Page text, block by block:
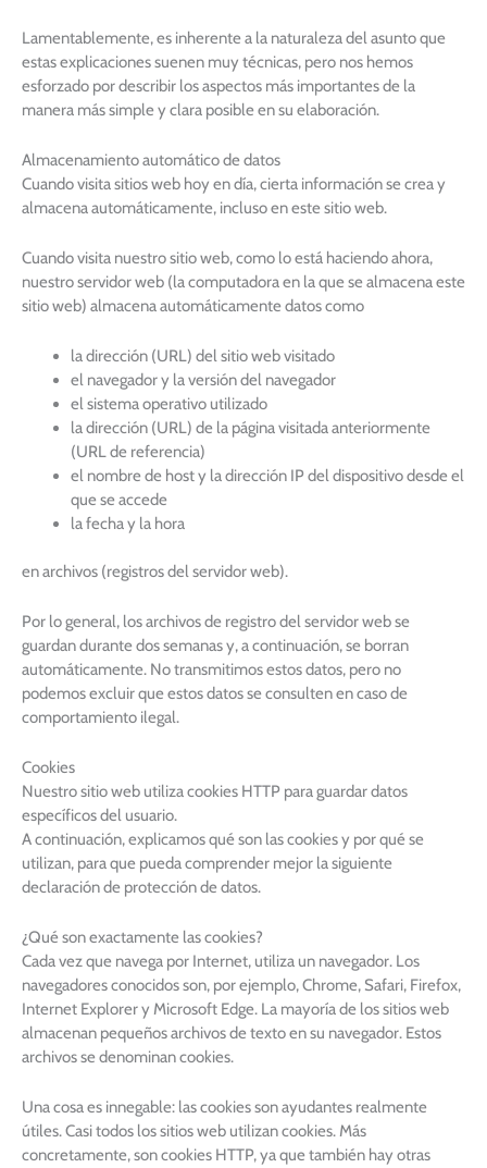
Lamentablemente, es inherente a la naturaleza del asunto que
estas explicaciones suenen muy técnicas, pero nos hemos
esforzado por describir los aspectos más importantes de la
manera más simple y clara posible en su elaboración.
Almacenamiento automático de datos
Cuando visita sitios web hoy en día, cierta información se crea y
almacena automáticamente, incluso en este sitio web.
Cuando visita nuestro sitio web, como lo está haciendo ahora,
nuestro servidor web (la computadora en la que se almacena este
sitio web) almacena automáticamente datos como
la dirección (URL) del sitio web visitado
el navegador y la versión del navegador
el sistema operativo utilizado
la dirección (URL) de la página visitada anteriormente
(URL de referencia)
el nombre de host y la dirección IP del dispositivo desde el
que se accede
la fecha y la hora
en archivos (registros del servidor web).
Por lo general, los archivos de registro del servidor web se
guardan durante dos semanas y, a continuación, se borran
automáticamente. No transmitimos estos datos, pero no
podemos excluir que estos datos se consulten en caso de
comportamiento ilegal.
Cookies
Nuestro sitio web utiliza cookies HTTP para guardar datos
específicos del usuario.
A continuación, explicamos qué son las cookies y por qué se
utilizan, para que pueda comprender mejor la siguiente
declaración de protección de datos.
¿Qué son exactamente las cookies?
Cada vez que navega por Internet, utiliza un navegador. Los
navegadores conocidos son, por ejemplo, Chrome, Safari, Firefox,
Internet Explorer y Microsoft Edge. La mayoría de los sitios web
almacenan pequeños archivos de texto en su navegador. Estos
archivos se denominan cookies.
Una cosa es innegable: las cookies son ayudantes realmente
útiles. Casi todos los sitios web utilizan cookies. Más
concretamente, son cookies HTTP, ya que también hay otras